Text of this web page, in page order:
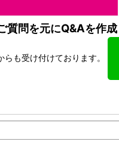
質問を元にQ&Aを作
らも受け付けております。